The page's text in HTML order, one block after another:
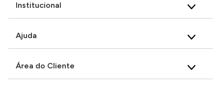
Institucional
Ajuda
Área do Cliente